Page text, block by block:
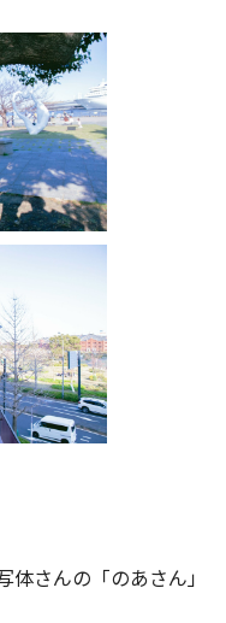
さんの「のあさん」